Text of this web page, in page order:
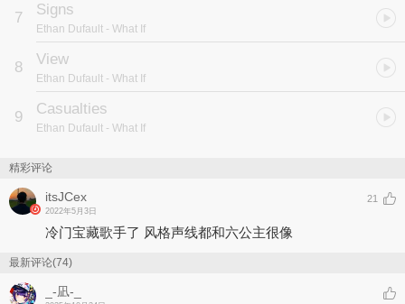
7 Signs
Ethan Dufault - What If
8 View
Ethan Dufault - What If
9 Casualties
Ethan Dufault - What If
精彩评论
itsJCex
2022年5月3日
21
冷门宝藏歌手了 风格声线都和六公主很像
最新评论(74)
_-凪-_